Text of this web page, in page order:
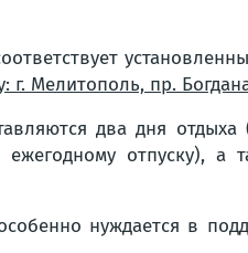
г. Мелитополь, пр.
два дня
отпуску), а
нуждается в